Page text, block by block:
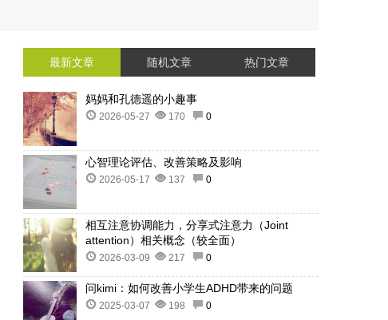
最新文章 随机文章 热门文章
妈妈和孔德遥的小趣事
2026-05-27 170 0
心智理论评估、改善策略及影响
2026-05-17 137 0
相互注意协调能力，分享式注意力（Joint
attention）相关概念（较全面）
2026-03-09 217 0
问kimi：如何改善小学生ADHD带来的问题
2025-03-07 198 0